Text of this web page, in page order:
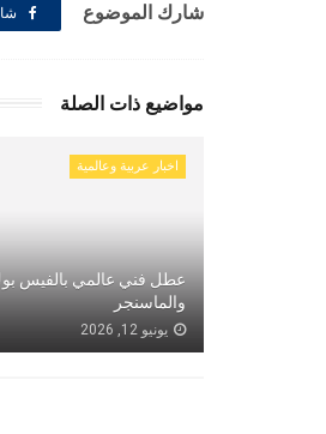
شارك الموضوع
مواضيع ذات الصلة
اخبار عربية وعالمية
عطل فني عالمي بالفيس
والماسنجر
يونيو 12, 2026